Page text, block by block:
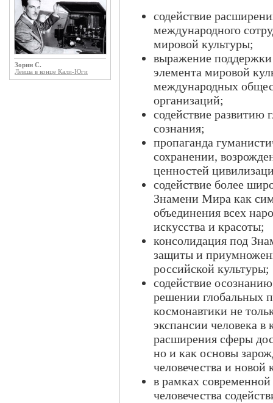
Зорин С.
Левша в конце Кали-Юги
содействие
международного
мировой культуры;
выражение
элемента мировой
международных
организаций;
содействие развитию
сознания;
пропаганда
сохранении,
ценностей
содействие более
Знамени Мира как
объединения всех
искусства и красоты;
консолидация под
защиты и
российской культуры;
содействие
решении глобальных
космонавтики не
экспансии человека
расширения сферы
но и как основы
человечества и
в рамках
человечества